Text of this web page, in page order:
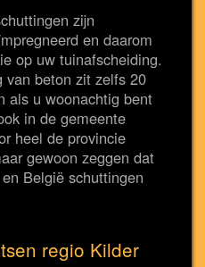
zijn
en daarom
op uw tuinafscheiding.
van beton zit zelfs 20
als u woonachtig bent
in de gemeente
heel de provincie
gewoon zeggen dat
België schuttingen
regio Kilder